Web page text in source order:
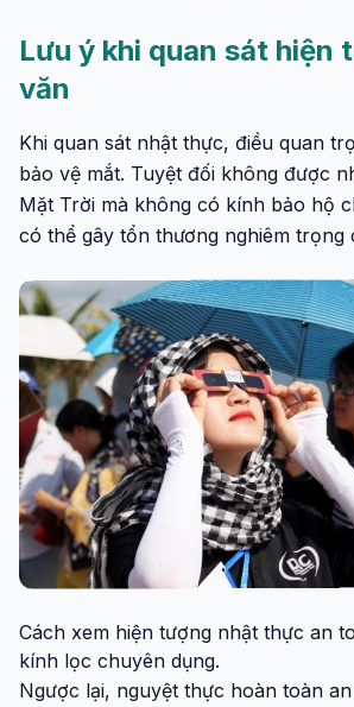
Lưu ý khi quan sát hiện
văn
Khi quan sát nhật thực, điều quan
bảo vệ mắt. Tuyệt đối không được
Mặt Trời mà không có kính bảo hộ
có thể gây tổn thương nghiêm trọng
Cách xem hiện tượng nhật thực an
kính lọc chuyên dụng.
Ngược lại, nguyệt thực hoàn toàn